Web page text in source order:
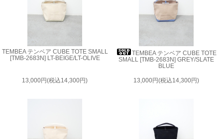
TEMBEA テンベア CUBE TOTE SMALL
[TMB-2683N] LT-BEIGE/LT-OLIVE
13,000円(税込14,300円)
TEMBEA テンベア CUBE TOTE
SMALL [TMB-2683N] GREY/SLATE
BLUE
13,000円(税込14,300円)